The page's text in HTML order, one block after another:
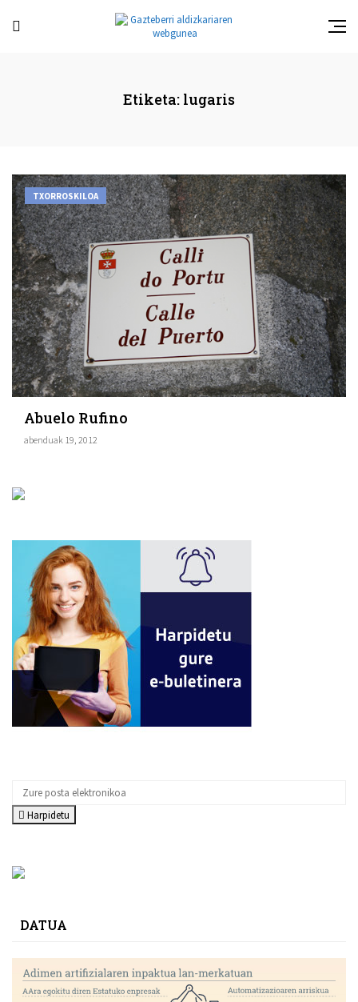
Etiketa: lugaris
TXORROSKILOA
Abuelo Rufino
abenduak 19, 2012
Harpidetu
DATUA